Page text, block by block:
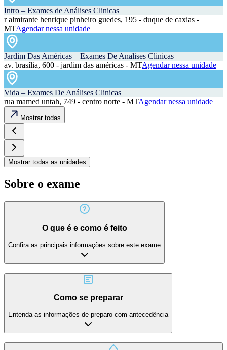
Intro – Exames de Análises Clinicas
r almirante henrique pinheiro guedes, 195 - duque de caxias -
MTAgendar nessa unidade
Jardim Das Américas – Exames De Analises Clinicas
av. brasília, 600 - jardim das américas - MTAgendar nessa unidade
Vida – Exames De Análises Clinicas
rua mamed untah, 749 - centro norte - MTAgendar nessa unidade
Mostrar todas
Mostrar todas as unidades
Sobre o exame
O que é e como é feito
Confira as principais informações sobre este exame
Como se preparar
Entenda as informações de preparo com antecedência